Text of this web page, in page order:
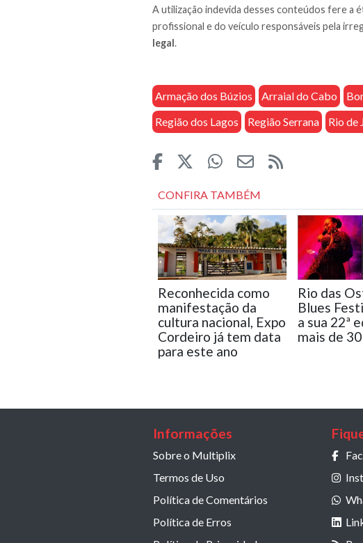
A utilização indevida desses conteúdos fere a
profissional e do veículo responsáveis pela
legal.
Armação dos Búzios Arraial do Cabo
Região dos Lagos
Região Serrana Rio de
CONFIRA TAMBÉM
Reconhecida como
manifestação da
cultura nacional, Expo
Cordeiro já tem data
para este ano
Rio das
Blues
a sua 22ª
mais de
Informações
Sobre o Multiplix
Termos de Uso
Política de Comentários
Política de Erros